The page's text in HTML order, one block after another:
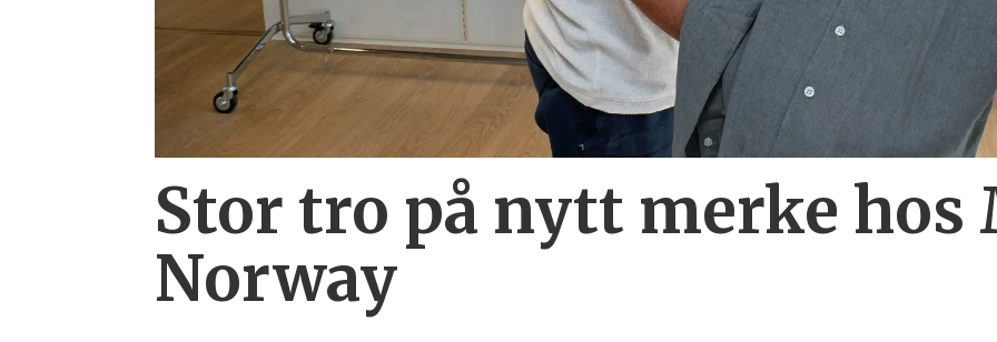
Stor tro på nytt merke hos
Norway